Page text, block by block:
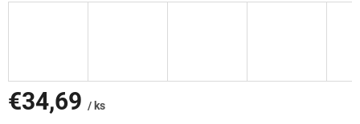
€34,69 / ks